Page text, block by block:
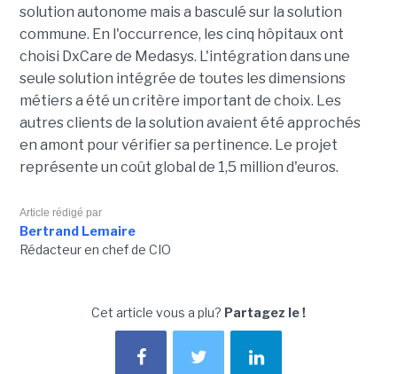
solution autonome mais a basculé sur la solution
commune. En l'occurrence, les cinq hôpitaux ont
choisi DxCare de Medasys. L'intégration dans une
seule solution intégrée de toutes les dimensions
métiers a été un critère important de choix. Les
autres clients de la solution avaient été approchés
en amont pour vérifier sa pertinence. Le projet
représente un coût global de 1,5 million d'euros.
Article rédigé par
Bertrand Lemaire
Rédacteur en chef de CIO
Cet article vous a plu? Partagez le !